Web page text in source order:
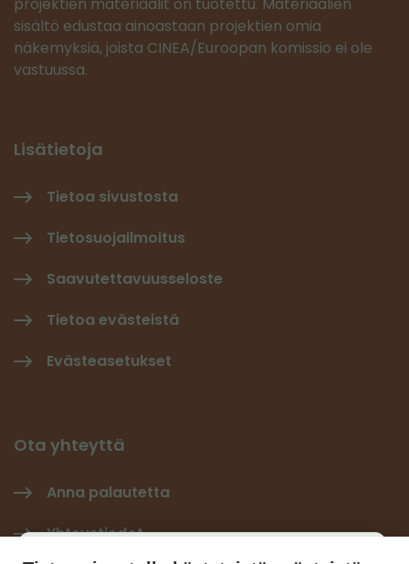
sisältö edustaa ainoastaan projektien omia
näkemyksiä, joista CINEA/Euroopan komissio ei ole
vastuussa.
Lisätietoja
Tietoa sivustosta
Tietosuojailmoitus
Saavutettavuusseloste
Tietoa evästeistä
Evästeasetukset
Ota yhteyttä
Anna palautetta
Yhteystiedot